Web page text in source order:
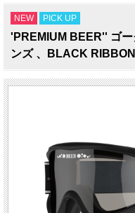
NEW PICK UP
'PREMIUM BEER'' ゴ
ンズ 、BLACK